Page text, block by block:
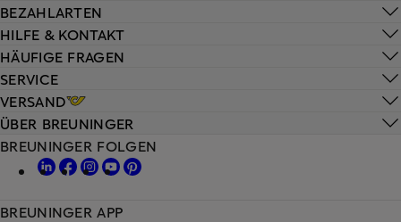
HILFE & KONTAKT
HÄUFIGE FRAGEN
SERVICE
VERSAND
BEZAHLARTEN
ÜBER BREUNINGER
BREUNINGER FOLGEN
BREUNINGER APP